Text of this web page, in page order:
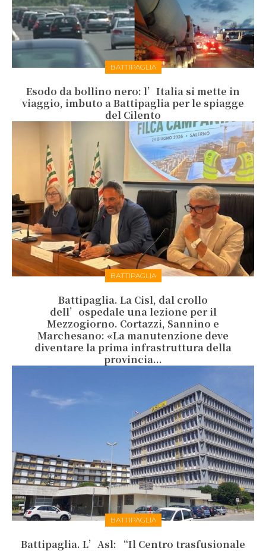
BATTIPAGLIA
Esodo da bollino nero: l’Italia si mette in
viaggio, imbuto a Battipaglia per le spiagge
del Cilento
BATTIPAGLIA
Battipaglia. La Cisl, dal crollo
dell’ospedale una lezione per il
Mezzogiorno. Cortazzi, Sannino e
Marchesano: «La manutenzione deve
diventare la prima infrastruttura della
provincia...
BATTIPAGLIA
Battipaglia. L’Asl: “Il Centro trasfusionale